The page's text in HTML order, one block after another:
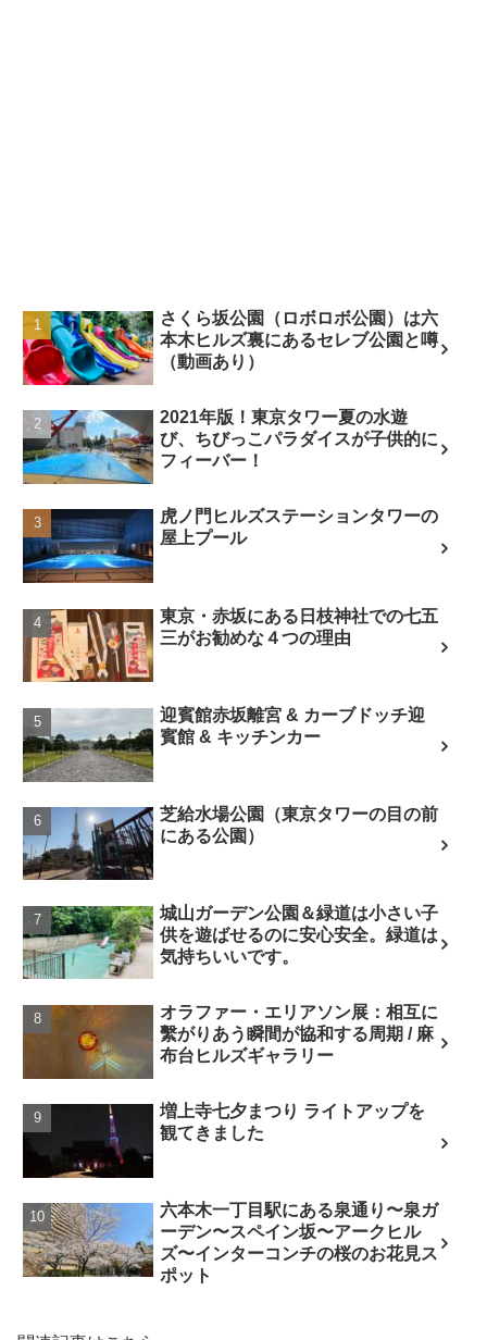
さくら坂公園（ロボロボ公園）は六
本木ヒルズ裏にあるセレブ公園と噂
（動画あり）
2021年版！東京タワー夏の水遊
び、ちびっこパラダイスが子供的に
フィーバー！
虎ノ門ヒルズステーションタワーの
屋上プール
東京・赤坂にある日枝神社での七五
三がお勧めな４つの理由
迎賓館赤坂離宮 & カーブドッチ迎
賓館 & キッチンカー
芝給水場公園（東京タワーの目の前
にある公園）
城山ガーデン公園＆緑道は小さい子
供を遊ばせるのに安心安全。緑道は
気持ちいいです。
オラファー・エリアソン展：相互に
繫がりあう瞬間が協和する周期 / 麻
布台ヒルズギャラリー
増上寺七夕まつり ライトアップを
観てきました
六本木一丁目駅にある泉通り〜泉ガ
ーデン〜スペイン坂〜アークヒル
ズ〜インターコンチの桜のお花見ス
ポット